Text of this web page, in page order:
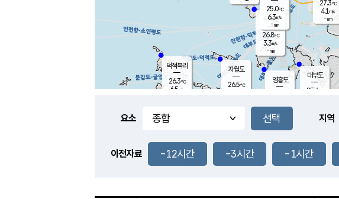
풍도
2.9m/s
무의도
26.8℃
3.3m/s
-mm
영흥도
자월도
26.5℃
대부도
25.4
-
덕적북리
26.3℃
6.5 m/s
25.0℃
6.3m/s
-mm
27.3℃
4.1 m/s
-mm
요소 지역
이전자료 -12시간 -3시간 -1시간